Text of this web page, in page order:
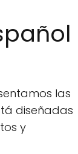
las
diseñadas
y